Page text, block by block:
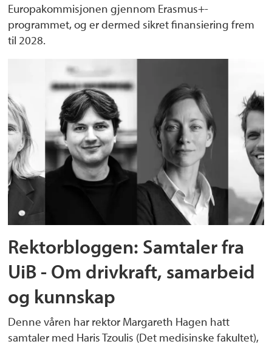
Europakommisjonen gjennom Erasmus+-
programmet, og er dermed sikret finansiering frem
til 2028.
Rektorbloggen: Samtaler fra
UiB - Om drivkraft, samarbeid
og kunnskap
Denne våren har rektor Margareth Hagen hatt
samtaler med Haris Tzoulis (Det medisinske fakultet),